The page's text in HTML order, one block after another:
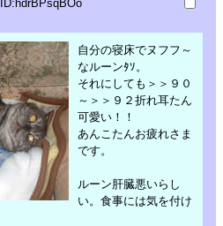
ID:hdrBPsqBOo
自分の寝床でヌフフ～
なルーンﾀｿ。
それにしても＞＞９０
～＞＞９２折れ耳たん
可愛い！！
あんこたんお疲れさま
です。
ルーン肝臓悪いらし
い。食事には気を付け